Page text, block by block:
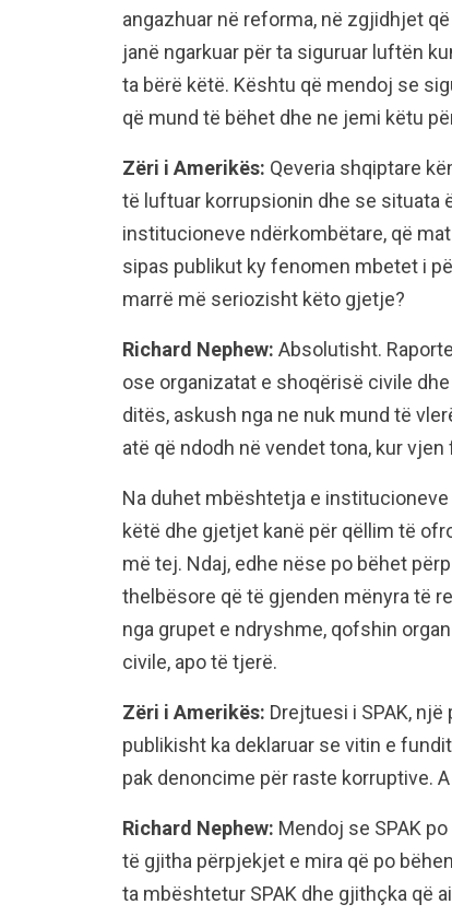
angazhuar në reforma, në zgjidhjet
janë ngarkuar për ta siguruar luftën
ta bërë këtë. Kështu që mendoj se
që mund të bëhet dhe ne jemi këtu
Zëri i Amerikës: Qeveria shqiptare
të luftuar korrupsionin dhe se situata
institucioneve ndërkombëtare, që
sipas publikut ky fenomen mbetet i
marrë më seriozisht këto gjetje?
Richard Nephew: Absolutisht.
ose organizatat e shoqërisë civile
ditës, askush nga ne nuk mund të
atë që ndodh në vendet tona, kur
Na duhet mbështetja e
këtë dhe gjetjet kanë për qëllim të
më tej. Ndaj, edhe nëse po bëhet
thelbësore që të gjenden mënyra të
nga grupet e ndryshme, qofshin
civile, apo të tjerë.
Zëri i Amerikës: Drejtuesi i SPAK,
publikisht ka deklaruar se vitin e
pak denoncime për raste korruptive.
Richard Nephew: Mendoj se SPAK
të gjitha përpjekjet e mira që po
ta mbështetur SPAK dhe gjithçka që